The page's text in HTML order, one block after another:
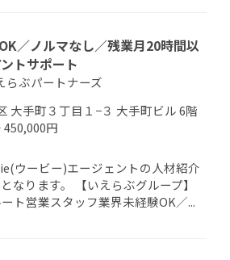
／ノルマなし／残業月20時間以
トサポート
らぶパートナーズ
大手町３丁目１−３ 大手町ビル 6階
円
ウービー)エージェントの人材紹介
なります。 【いえらぶグループ】
ト営業スタッフ業界未経験OK／...